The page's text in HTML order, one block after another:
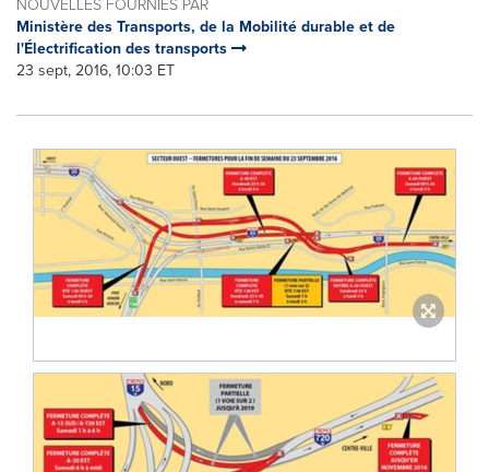
Ministère des Transports, de la Mobilité durable et de
l'Électrification des transports
23 sept, 2016, 10:03 ET